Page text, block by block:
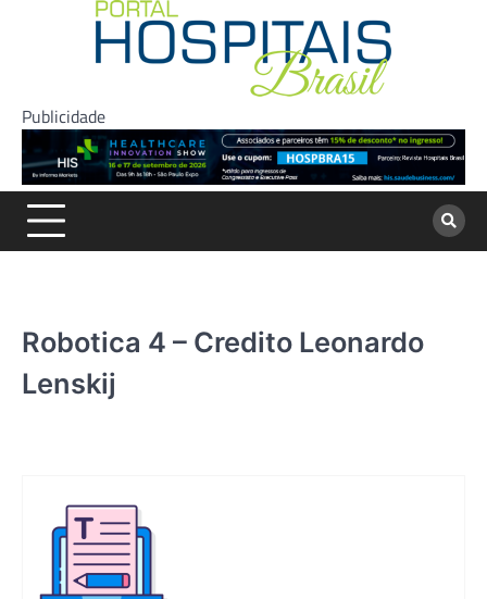
Publicidade
Robotica 4 – Credito Leonardo
Lenskij